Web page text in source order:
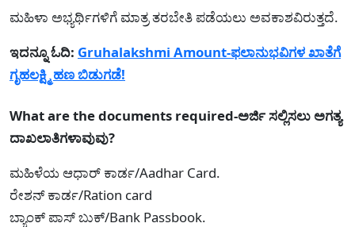
ಮಹಿಳಾ ಅಭ್ಯರ್ಥಿಗಳಿಗೆ ಮಾತ್ರ ತರಬೇತಿ ಪಡೆಯಲು ಅವಕಾಶವಿರುತ್ತದೆ.
ಇದನ್ನೂ ಓದಿ: Gruhalakshmi Amount-ಫಲಾನುಭವಿಗಳ ಖಾತೆಗೆ
ಗೃಹಲಕ್ಷ್ಮಿ ಹಣ ಬಿಡುಗಡೆ!
What are the documents required-ಅರ್ಜಿ ಸಲ್ಲಿಸಲು ಅಗತ್ಯ
ದಾಖಲಾತಿಗಳಾವುವು?
ಮಹಿಳೆಯ ಆಧಾರ್ ಕಾರ್ಡ/Aadhar Card.
ರೇಶನ್ ಕಾರ್ಡ/Ration card
ಬ್ಯಾಂಕ್ ಪಾಸ್ ಬುಕ್/Bank Passbook.